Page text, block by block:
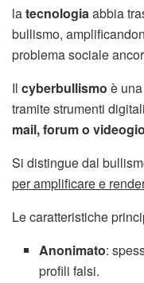
latecnologia abbia
bullismo,
problema sociale
Il cyberbullismo è
tramite strumenti
mail, forum o
Si distingue dal
per amplificare e
Le caratteristiche
Anonimato:
profili falsi.